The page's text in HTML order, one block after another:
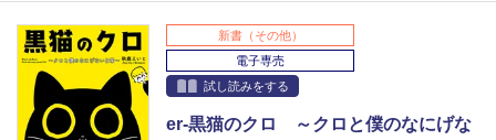
新書（その他）
電子専売
試し読みをする
er-黒猫のクロ ～クロと僕のなにげな